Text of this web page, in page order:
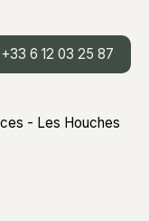
+33 6 12 03 25 87